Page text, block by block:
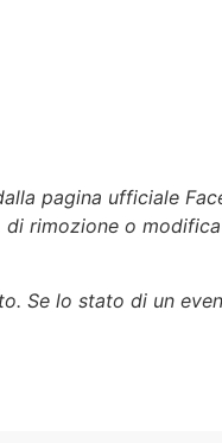
pagina ufficiale
di rimozione o
Se lo stato di un